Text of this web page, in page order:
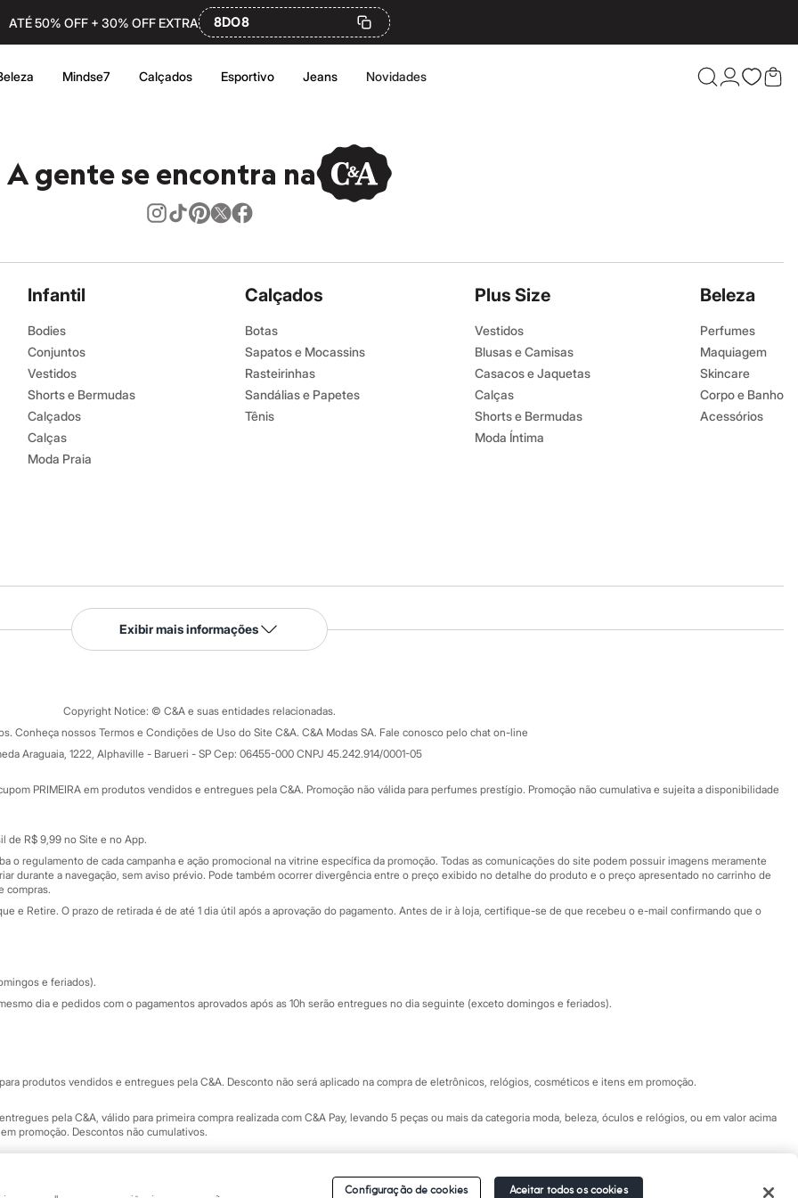
ATÉ 50% OFF + 30% OFF EXTRA 8DO8
Mindse7 Calçados Esportivo Jeans Novidades
Confira
A gente se encontra na
Infantil
Bodies
Conjuntos
Vestidos
Shorts e Bermudas
Calçados
Calças
Moda Praia
Calçados
Botas
Sapatos e Mocassins
Rasteirinhas
Sandálias e Papetes
Tênis
Plus Size
Vestidos
Blusas e Camisas
Casacos e Jaquetas
Calças
Shorts e Bermudas
Moda Íntima
Beleza
Perfumes
Maquiagem
Skincare
Corpo e Banho
Acessórios
Serviços
Tipos de serviços
Formas de pagamento
Todas as vantagens
Minha C&A
Cupons de desconto
Atendimento
Fale conosco
Central de ética
Eventos
Exibir mais informações
Copyright Notice: © C&A e suas entidades relacionadas.
Conheça nossos Termos e Condições de Uso do Site C&A. C&A Modas SA. Fale conosco pelo chat on-line
Araguaia, 1222, Alphaville - Barueri - SP Cep: 06455-000 CNPJ 45.242.914/0001-05
PRIMEIRA em produtos vendidos e entregues pela C&A. Promoção não válida para perfumes prestígio. Promoção não cumulativa e sujeita a disponibilidade
de R$ 9,99 no Site e no App.
o regulamento de cada campanha e ação promocional na vitrine específica da promoção. Todas as comunicações do site podem possuir imagens meramente
durante a navegação, sem aviso prévio. Pode também ocorrer divergência entre o preço exibido no detalhe do produto e o preço apresentado no carrinho de
compras.
e Retire. O prazo de retirada é de até 1 dia útil após a aprovação do pagamento. Antes de ir à loja, certifique-se de que recebeu o e-mail confirmando que o
e feriados).
dia e pedidos com o pagamentos aprovados após as 10h serão entregues no dia seguinte (exceto domingos e feriados).
produtos vendidos e entregues pela C&A. Desconto não será aplicado na compra de eletrônicos, relógios, cosméticos e itens em promoção.
pela C&A, válido para primeira compra realizada com C&A Pay, levando 5 peças ou mais da categoria moda, beleza, óculos e relógios, ou em valor acima
promoção. Descontos não cumulativos.
Configuração de cookies Aceitar todos os cookies